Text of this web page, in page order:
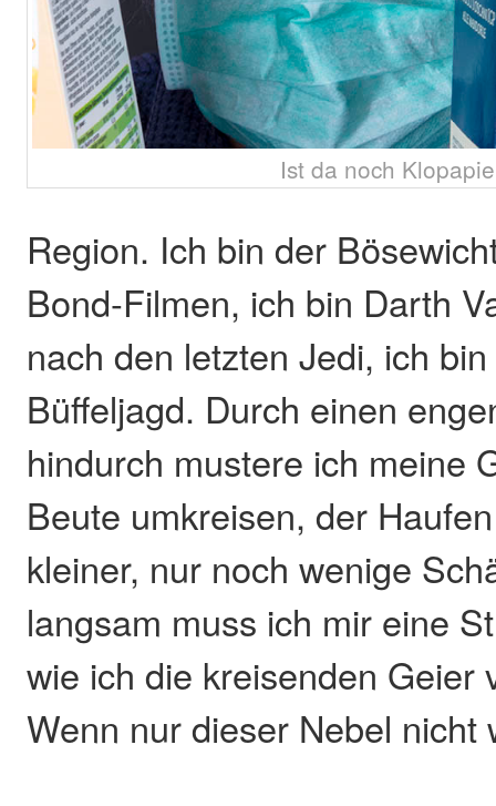
Ist da noch
Region. Ich bin der
Bond-Filmen, ich bin Darth
nach den letzten Jedi, ich
Büffeljagd. Durch einen
hindurch mustere ich meine
Beute umkreisen, der
kleiner, nur noch wenige
langsam muss ich mir eine
wie ich die kreisenden Geier
Wenn nur dieser Nebel